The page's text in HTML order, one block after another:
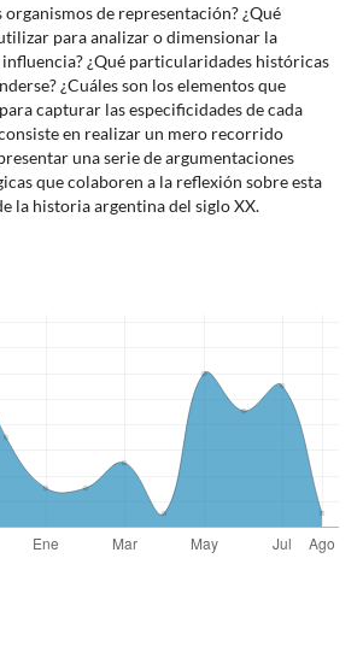
de representación? ¿Qué
para analizar o dimensionar la
¿Qué particularidades históricas
¿Cuáles son los elementos que
capturar las especificidades de cada
en realizar un mero recorrido
una serie de argumentaciones
que colaboren a la reflexión sobre esta
la historia argentina del siglo XX.